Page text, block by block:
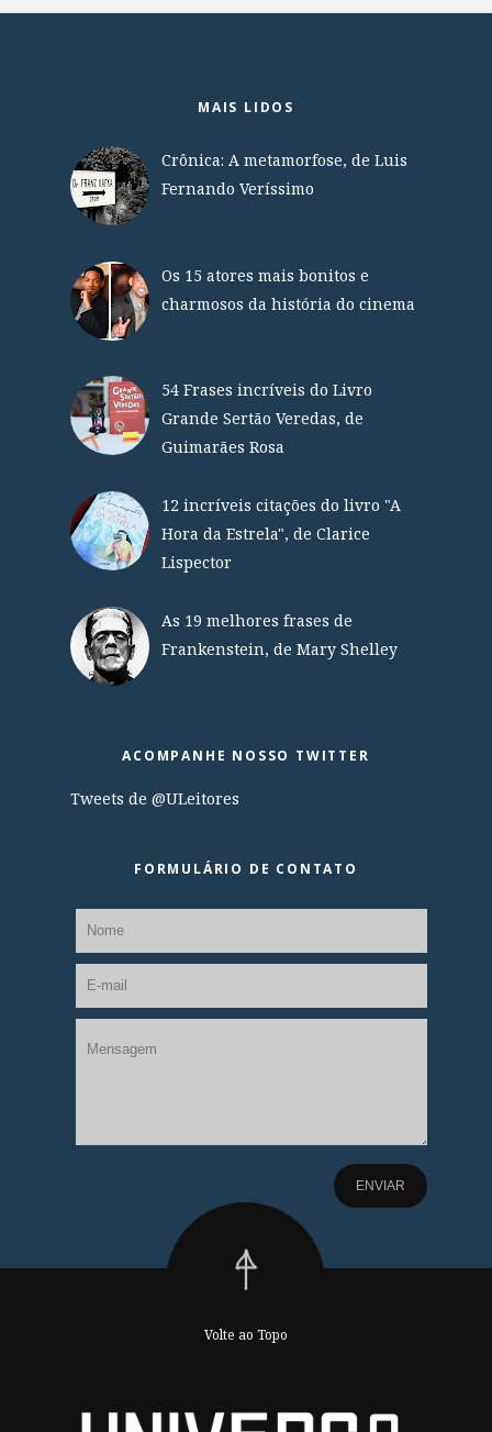
MAIS LIDOS
Crônica: A metamorfose, de Luis
Fernando Veríssimo
Os 15 atores mais bonitos e
charmosos da história do cinema
54 Frases incríveis do Livro
Grande Sertão Veredas, de
Guimarães Rosa
12 incríveis citações do livro "A
Hora da Estrela", de Clarice
Lispector
As 19 melhores frases de
Frankenstein, de Mary Shelley
ACOMPANHE NOSSO TWITTER
Tweets de @ULeitores
FORMULÁRIO DE CONTATO
Volte ao Topo